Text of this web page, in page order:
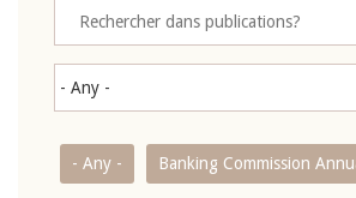
- Any - Banking Commission